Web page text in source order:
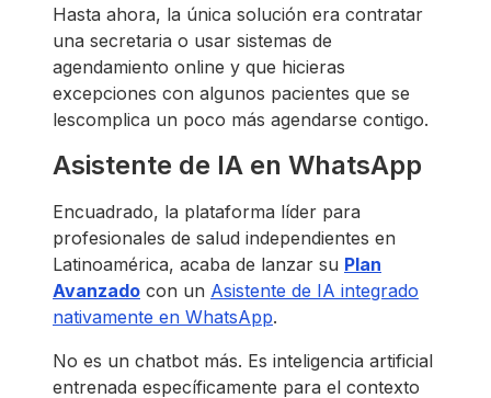
Hasta ahora, la única solución era contratar
una secretaria o usar sistemas de
agendamiento online y que hicieras
excepciones con algunos pacientes que se
lescomplica un poco más agendarse contigo.
Asistente de IA en WhatsApp
Encuadrado, la plataforma líder para
profesionales de salud independientes en
Latinoamérica, acaba de lanzar su Plan
Avanzado con un Asistente de IA integrado
nativamente en WhatsApp.
No es un chatbot más. Es inteligencia artificial
entrenada específicamente para el contexto